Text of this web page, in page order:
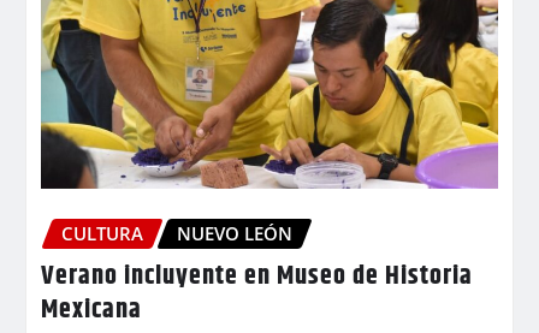
CULTURA NUEVO LEÓN
Verano incluyente en Museo de Historia
Mexicana